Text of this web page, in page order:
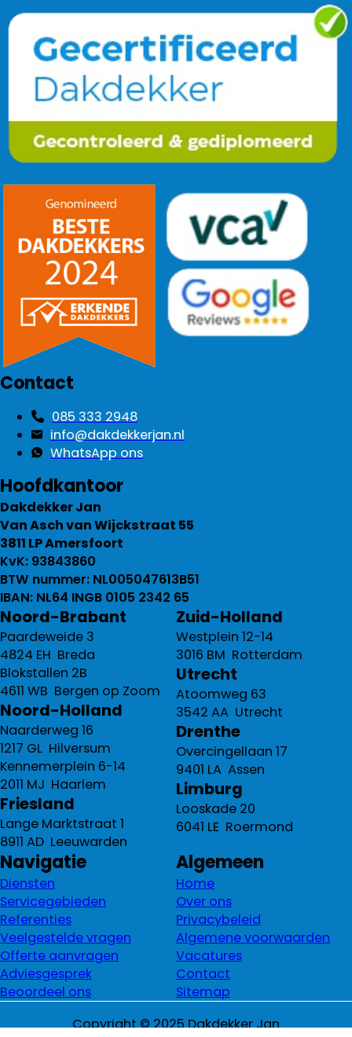
Contact
085 333 2948
info@dakdekkerjan.nl
WhatsApp ons
Hoofdkantoor
Dakdekker Jan
Van Asch van Wijckstraat 55
3811 LP Amersfoort
KvK: 93843860
BTW nummer: NL005047613B51
IBAN: NL64 INGB 0105 2342 65
Noord-Brabant
Paardeweide 3
4824 EH Breda
Blokstallen 2B
4611 WB Bergen op Zoom
Noord-Holland
Naarderweg 16
1217 GL Hilversum
Kennemerplein 6-14
2011 MJ Haarlem
Friesland
Lange Marktstraat 1
8911 AD Leeuwarden
Zuid-Holland
Westplein 12-14
3016 BM Rotterdam
Utrecht
Atoomweg 63
3542 AA Utrecht
Drenthe
Overcingellaan 17
9401 LA Assen
Limburg
Looskade 20
6041 LE Roermond
Navigatie
Diensten
Servicegebieden
Referenties
Veelgestelde vragen
Offerte aanvragen
Adviesgesprek
Beoordeel ons
Algemeen
Home
Over ons
Privacybeleid
Algemene voorwaarden
Vacatures
Contact
Sitemap
Copyright © 2025 Dakdekker Jan